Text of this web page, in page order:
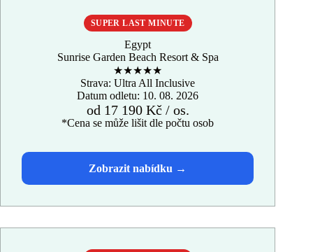
SUPER LAST MINUTE
Egypt
Sunrise Garden Beach Resort & Spa
★★★★★
Strava: Ultra All Inclusive
Datum odletu: 10. 08. 2026
od 17 190 Kč / os.
*Cena se může lišit dle počtu osob